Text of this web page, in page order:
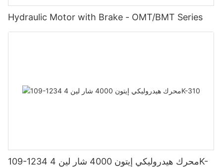
Hydraulic Motor with Brake - OMT/BMT Series
109-1234 محرك هيدروليكي إيتون 4000 شار لين 4K-